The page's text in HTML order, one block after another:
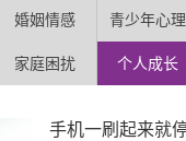
婚姻情感 青少年心理
家庭困扰 个人成长